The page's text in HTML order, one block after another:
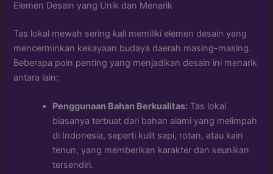
Elemen Desain yang Unik dan Menarik
Tas lokal mewah sering kali memiliki elemen desain yang
mencerminkan kekayaan budaya daerah masing-masing.
Beberapa poin penting yang menjadikan desain ini menarik
antara lain:
Penggunaan Bahan Berkualitas: Tas lokal
biasanya terbuat dari bahan alami yang melimpah
di Indonesia, seperti kulit sapi, rotan, atau kain
tenun, yang memberikan karakter dan keunikan
tersendiri.